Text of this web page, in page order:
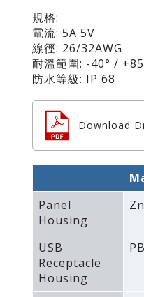
規格:
電流: 5A 5V
線徑: 26/32AWG
耐溫範圍: -40° /
防水等級: IP 68
Download
Panel
Housing
USB
Receptacle
Housing